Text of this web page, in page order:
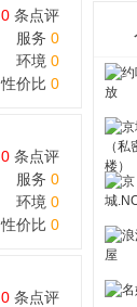
0 条点评
服务 0
环境 0
性价比 0
0 条点评
服务 0
环境 0
性价比 0
0 条点评